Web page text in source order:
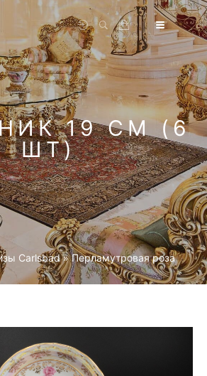
19 СМ (6
ШТ)
Carlsbad »Перламутровая роза